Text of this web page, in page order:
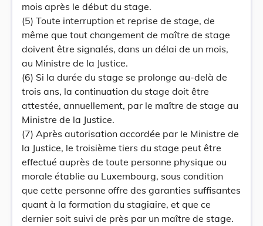
mois après le début du stage.
(5) Toute interruption et reprise de stage, de
même que tout changement de maître de stage
doivent être signalés, dans un délai de un mois,
au Ministre de la Justice.
(6) Si la durée du stage se prolonge au-delà de
trois ans, la continuation du stage doit être
attestée, annuellement, par le maître de stage au
Ministre de la Justice.
(7) Après autorisation accordée par le Ministre de
la Justice, le troisième tiers du stage peut être
effectué auprès de toute personne physique ou
morale établie au Luxembourg, sous condition
que cette personne offre des garanties suffisantes
quant à la formation du stagiaire, et que ce
dernier soit suivi de près par un maître de stage.